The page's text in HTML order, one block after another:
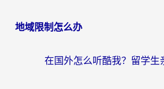
地域限制怎么办